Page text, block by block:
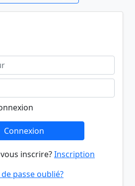
Connexion
inscrire?Inscription
passe oublié?